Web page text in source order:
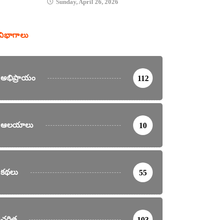
Sunday, April 26, 2026
అభిప్రాయం 112
ఆలయాలు 10
కథలు 55